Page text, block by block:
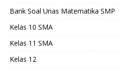
Bank Soal Unas Matematika SMP
Kelas 10 SMA
Kelas 11 SMA
Kelas 12